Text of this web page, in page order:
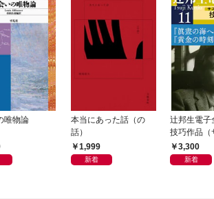
唯物論
本当にあった話（の
話）
1,999
新着
辻邦生電子
技巧作品（
ス・ミステ
晝の海への
3,300
新着